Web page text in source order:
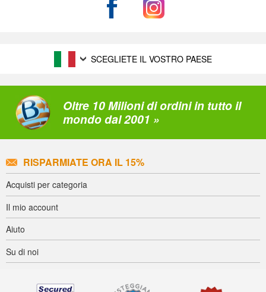
SCEGLIETE IL VOSTRO PAESE
Oltre 10 Milioni di ordini in tutto il
mondo dal 2001 »
RISPARMIATE ORA IL 15%
Acquisti per categoria
Il mio account
Aiuto
Su di noi